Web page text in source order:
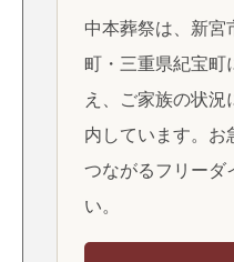
中本葬祭は、新宮
町・三重県紀宝町
え、ご家族の状況
内しています。お
つながるフリーダ
い。